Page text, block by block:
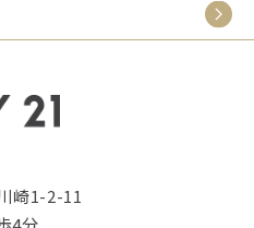
崎1-2-11